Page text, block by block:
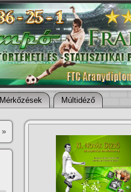
Mérkőzések Múltidéző
»